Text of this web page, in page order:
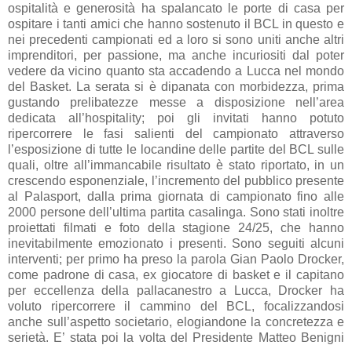
ospitalità e generosità ha spalancato le porte di casa per
ospitare i tanti amici che hanno sostenuto il BCL in questo e
nei precedenti campionati ed a loro si sono uniti anche altri
imprenditori, per passione, ma anche incuriositi dal poter
vedere da vicino quanto sta accadendo a Lucca nel mondo
del Basket. La serata si è dipanata con morbidezza, prima
gustando prelibatezze messe a disposizione nell’area
dedicata all’hospitality; poi gli invitati hanno potuto
ripercorrere le fasi salienti del campionato attraverso
l’esposizione di tutte le locandine delle partite del BCL sulle
quali, oltre all’immancabile risultato è stato riportato, in un
crescendo esponenziale, l’incremento del pubblico presente
al Palasport, dalla prima giornata di campionato fino alle
2000 persone dell’ultima partita casalinga. Sono stati inoltre
proiettati filmati e foto della stagione 24/25, che hanno
inevitabilmente emozionato i presenti. Sono seguiti alcuni
interventi; per primo ha preso la parola Gian Paolo Drocker,
come padrone di casa, ex giocatore di basket e il capitano
per eccellenza della pallacanestro a Lucca, Drocker ha
voluto ripercorrere il cammino del BCL, focalizzandosi
anche sull’aspetto societario, elogiandone la concretezza e
serietà. E’ stata poi la volta del Presidente Matteo Benigni